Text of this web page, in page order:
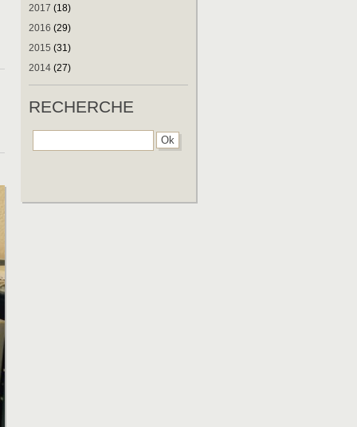
2017 (18)
2016 (29)
2015 (31)
2014 (27)
RECHERCHE